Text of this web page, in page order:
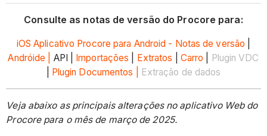
Consulte as notas de versão do Procore para:
iOS Aplicativo Procore para Android - Notas de versão
Andróide |
API | Importações Extratos Carro
Plugin VDC
Plugin Documentos | Extração de dados
Veja abaixo as principais alterações no aplicativo Web do
Procore para o mês de março de 2025.